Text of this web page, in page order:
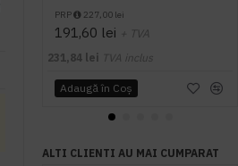
PRP 227,00 lei
191,60 lei + TVA
231,84 lei TVA inclus
Adaugă în Coş
ALTI CLIENTI AU MAI CUMPARAT